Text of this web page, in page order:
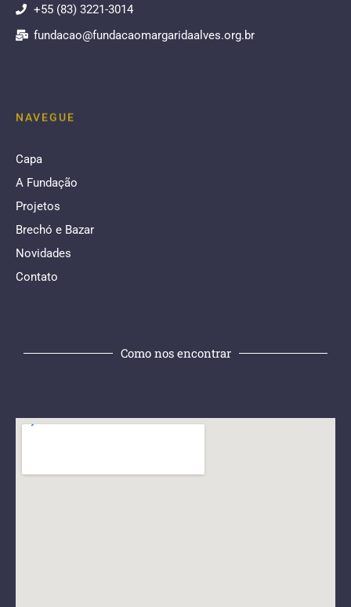
+55 (83) 3221-3014
fundacao@fundacaomargaridaalves.org.br
NAVEGUE
Capa
A Fundação
Projetos
Brechó e Bazar
Novidades
Contato
Como nos encontrar